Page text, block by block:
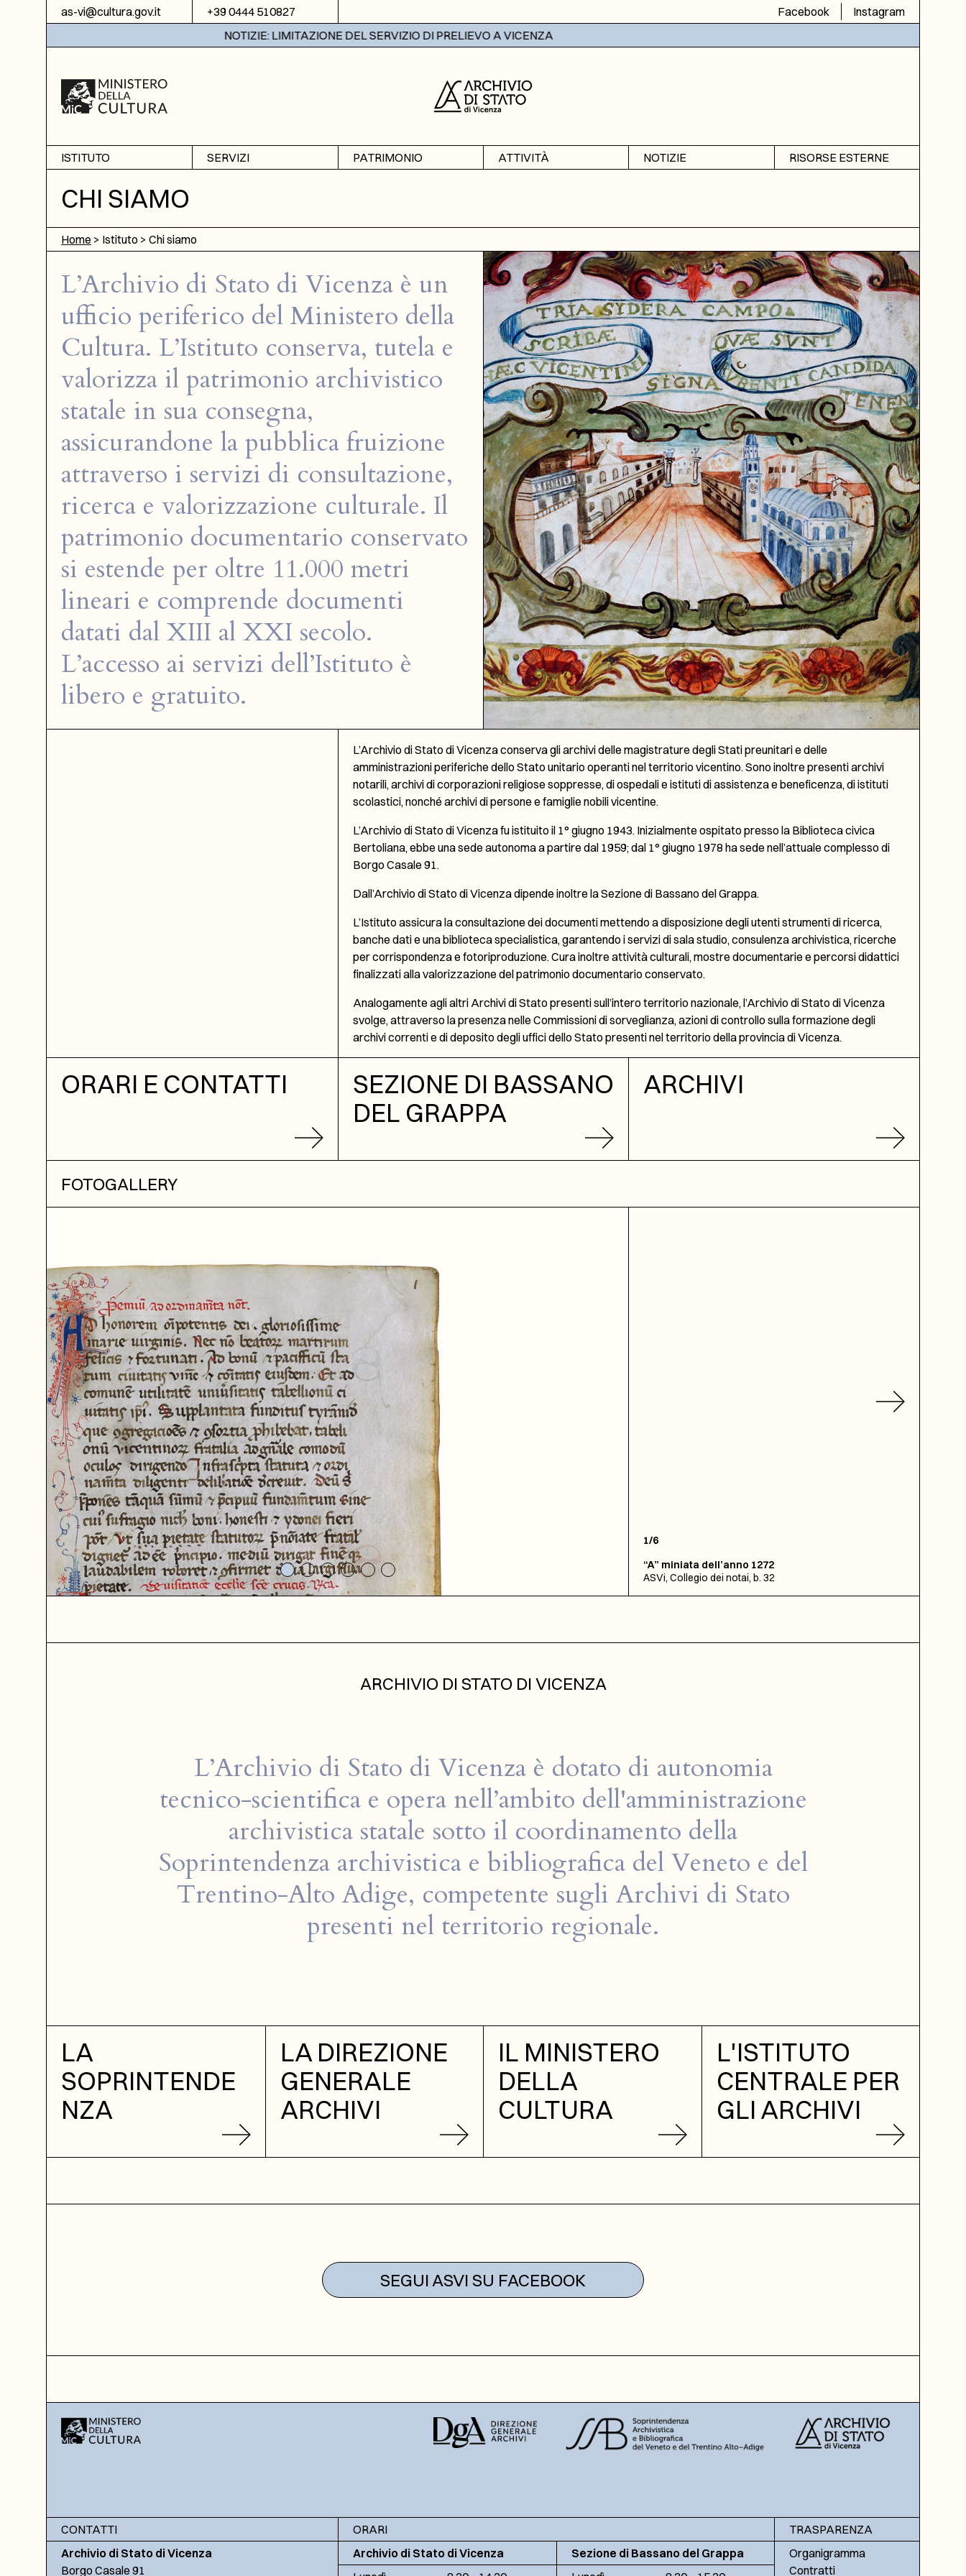
Vai al contenuto
as-vi@cultura.gov.it +39 0444 510827 Facebook
Instagram
NOTIZIE: LIMITAZIONE DEL SERVIZIO DI PRELIEVO A VICENZA
ISTITUTO
Informazioni
Sezione di Bassano del
Grappa
trasparente
SERVIZI
Fotoriproduzione
Biblioteca
PATRIMONIO
ATTIVITÀ
NOTIZIE
RISORSE ESTERNE
DGA
ICAR
CHI SIAMO
Home > Istituto > Chi siamo
L’Archivio di Stato di Vicenza è un
ufficio periferico del Ministero della
Cultura. L’Istituto conserva, tutela e
valorizza il patrimonio archivistico
statale in sua consegna,
assicurandone la pubblica fruizione
attraverso i servizi di consultazione,
ricerca e valorizzazione culturale. Il
patrimonio documentario conservato
si estende per oltre 11.000 metri
lineari e comprende documenti
datati dal XIII al XXI secolo.
L’accesso ai servizi dell’Istituto è
libero e gratuito.
L’Archivio di Stato di Vicenza conserva gli archivi delle magistrature degli Stati preunitari e delle
amministrazioni periferiche dello Stato unitario operanti nel territorio vicentino. Sono inoltre presenti archivi
notarili, archivi di corporazioni religiose soppresse, di ospedali e istituti di assistenza e beneficenza, di istituti
scolastici, nonché archivi di persone e famiglie nobili vicentine.
L’Archivio di Stato di Vicenza fu istituito il 1° giugno 1943. Inizialmente ospitato presso la Biblioteca civica
Bertoliana, ebbe una sede autonoma a partire dal 1959; dal 1° giugno 1978 ha sede nell’attuale complesso di
Borgo Casale 91.
Dall’Archivio di Stato di Vicenza dipende inoltre la Sezione di Bassano del Grappa.
L’Istituto assicura la consultazione dei documenti mettendo a disposizione degli utenti strumenti di ricerca,
banche dati e una biblioteca specialistica, garantendo i servizi di sala studio, consulenza archivistica, ricerche
per corrispondenza e fotoriproduzione. Cura inoltre attività culturali, mostre documentarie e percorsi didattici
finalizzati alla valorizzazione del patrimonio documentario conservato.
Analogamente agli altri Archivi di Stato presenti sull’intero territorio nazionale, l’Archivio di Stato di Vicenza
svolge, attraverso la presenza nelle Commissioni di sorveglianza, azioni di controllo sulla formazione degli
archivi correnti e di deposito degli uffici dello Stato presenti nel territorio della provincia di Vicenza.
ORARI E CONTATTI
SEZIONE DI BASSANO
DEL GRAPPA
ARCHIVI
FOTOGALLERY
1/6
“A” miniata dell’anno 1272
ASVi, Collegio dei notai, b. 32
ARCHIVIO DI STATO DI VICENZA
L’Archivio di Stato di Vicenza è dotato di autonomia
tecnico-scientifica e opera nell’ambito dell'amministrazione
archivistica statale sotto il coordinamento della
Soprintendenza archivistica e bibliografica del Veneto e del
Trentino-Alto Adige, competente sugli Archivi di Stato
presenti nel territorio regionale.
LA
SOPRINTENDE
NZA
LA DIREZIONE
GENERALE
ARCHIVI
IL MINISTERO
DELLA
CULTURA
L'ISTITUTO
CENTRALE PER
GLI ARCHIVI
SEGUI ASVI SU FACEBOOK
CONTATTI
Archivio di Stato di Vicenza
Borgo Casale 91
ORARI
Archivio di Stato di Vicenza
Sezione di Bassano del Grappa
TRASPARENZA
Organigramma
Contratti